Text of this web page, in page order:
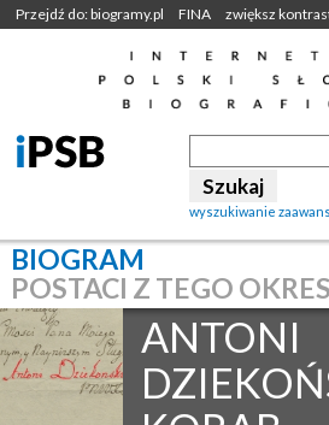
Przejdź do: biogramy.pl FINA zwiększ
wyszukiwanie
BIOGRAM
POSTACI Z TEGO
ANTONI